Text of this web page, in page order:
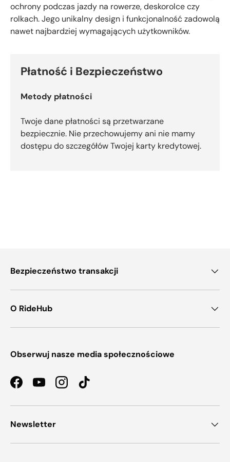
ochrony podczas jazdy na rowerze, deskorolce czy
rolkach. Jego unikalny design i funkcjonalność zadowolą
nawet najbardziej wymagających użytkowników.
Płatność i Bezpieczeństwo
Metody płatności
Twoje dane płatności są przetwarzane
bezpiecznie. Nie przechowujemy ani nie mamy
dostępu do szczegółów Twojej karty kredytowej.
Bezpieczeństwo transakcji
O RideHub
Obserwuj nasze media społecznościowe
FacebookYouTubeInstagramTikTok
Newsletter